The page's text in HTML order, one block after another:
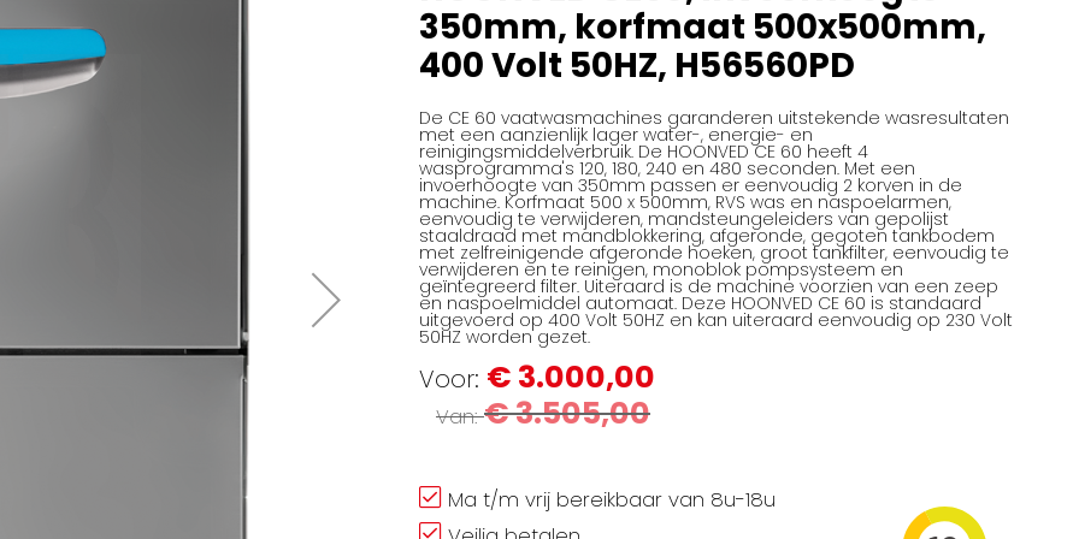
350mm, korfmaat 500x500mm,
400 Volt 50HZ, H56560PD
De CE 60 vaatwasmachines garanderen uitstekende wasresultaten
met een aanzienlijk lager water-, energie- en
reinigingsmiddelverbruik. De HOONVED CE 60 heeft 4
wasprogramma's 120, 180, 240 en 480 seconden. Met een
invoerhoogte van 350mm passen er eenvoudig 2 korven in de
machine. Korfmaat 500 x 500mm, RVS was en naspoelarmen,
eenvoudig te verwijderen, mandsteungeleiders van gepolijst
staaldraad met mandblokkering, afgeronde, gegoten tankbodem
met zelfreinigende afgeronde hoeken, groot tankfilter, eenvoudig te
verwijderen en te reinigen, monoblok pompsysteem en
geïntegreerd filter. Uiteraard is de machine voorzien van een zeep
en naspoelmiddel automaat. Deze HOONVED CE 60 is standaard
uitgevoerd op 400 Volt 50HZ en kan uiteraard eenvoudig op 230 Volt
50HZ worden gezet.
Voor € 3.000,00
Van € 3.505,00
Ma t/m vrij bereikbaar van 8u-18u